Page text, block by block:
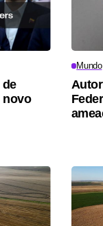
de
novo
Mundo